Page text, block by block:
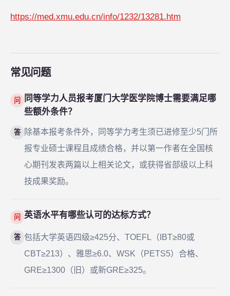
https://med.xmu.edu.cn/info/1232/13281.htm
常见问题
问
同等学力人员报考厦门大学医学院博士需要满足哪
些额外条件？
答 除基本报考条件外，同等学力考生须已进修至少5门所
报专业硕士课程且成绩合格，并以第一作者在全国核
心期刊发表两篇以上相关论文，或获得省部级以上科
技成果奖励。
问 英语水平有哪些认可的达标方式？
答 包括大学英语四级≥425分、TOEFL（IBT≥80或
CBT≥213）、雅思≥6.0、WSK（PETS5）合格、
GRE≥1300（旧）或新GRE≥325。